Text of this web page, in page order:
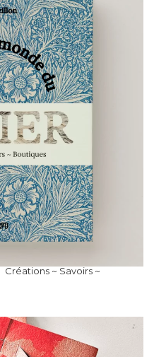
Créations ~ Savoirs ~